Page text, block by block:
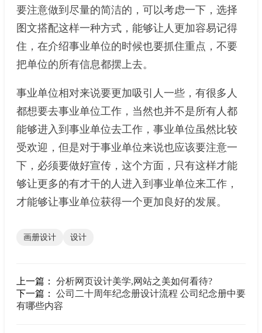
要注意做到尽量的简洁的，可以考虑一下，选择
图文搭配这样一种方式，能够让人更加容易记得
住，在介绍事业单位的时候也要抓住重点，不要
把单位的所有信息都摆上去。
事业单位相对来说要更加吸引人一些，有很多人
都想要去事业单位工作，当然也并不是所有人都
能够进入到事业单位去工作，事业单位虽然比较
受欢迎，但是对于事业单位来说也应该要注意一
下，必须要做好宣传，这个方面，只有这样才能
够让更多的有才干的人进入到事业单位来工作，
才能够让事业单位获得一个更加良好的发展。
画册设计 设计
上一篇： 分析网页设计美学,网站之美如何看待?
下一篇： 公司二十周年纪念册设计流程 公司纪念册中要
有哪些内容